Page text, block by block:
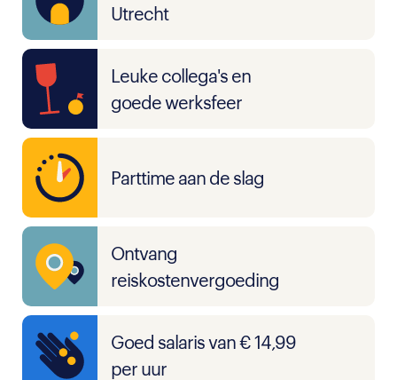
Utrecht
Leuke collega's en
goede werksfeer
Parttime aan de slag
Ontvang
reiskostenvergoeding
Goed salaris van € 14,99
per uur